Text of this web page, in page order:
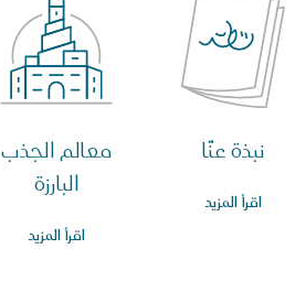
نبذة عنّا
اقرأ المزيد
معالم الجذب
البارزة
اقرأ المزيد